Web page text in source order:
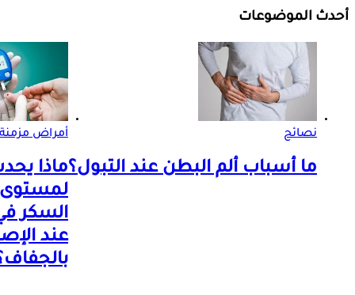
أحدث الموضوعات
نصائح
ما أسباب ألم البطن عند التبول؟
أمراض مزمنة
ماذا
لمستوى
السكر
عند